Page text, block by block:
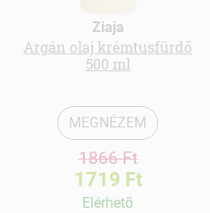
Ziaja
Argán olaj krémtusfürdő
500 ml
MEGNÉZEM
1866 Ft
1719 Ft
Elérhetõ